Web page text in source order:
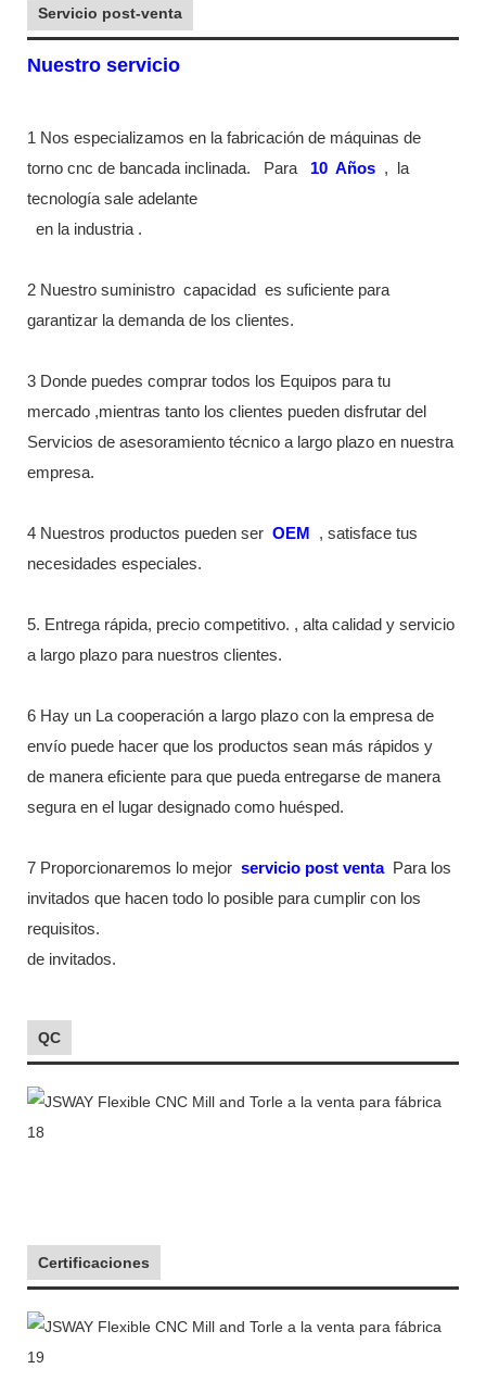
Servicio post-venta
Nuestro servicio
1 Nos especializamos en la fabricación de máquinas de
torno cnc de bancada inclinada.
Para 10 Años ,
la
tecnología sale adelante
en la industria .
2 Nuestro suministro capacidad
es suficiente para
garantizar la demanda de los clientes.
3 Donde puedes comprar todos los Equipos para tu
mercado ,mientras tanto los clientes pueden disfrutar del
Servicios de asesoramiento técnico a largo plazo en nuestra
empresa.
4 Nuestros productos pueden ser OEM
, satisface tus
necesidades especiales.
5. Entrega rápida, precio competitivo. , alta calidad y servicio
a largo plazo para nuestros clientes.
6 Hay un La cooperación a largo plazo con la empresa de
envío puede hacer que los productos sean más rápidos y
de manera eficiente para que pueda entregarse de manera
segura en el lugar designado como huésped.
7 Proporcionaremos lo mejor servicio post venta Para los
invitados que hacen todo lo posible para cumplir con los
requisitos.
de invitados.
QC
Certificaciones